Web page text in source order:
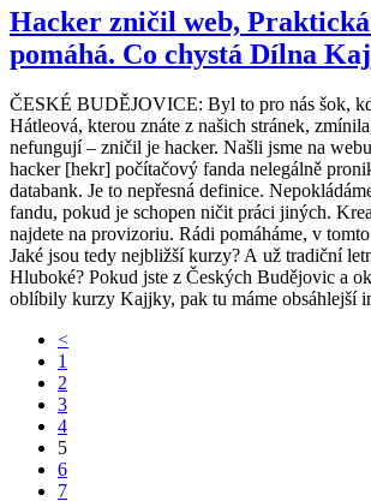
Hacker zničil web, Praktická
pomáhá. Co chystá Dílna
ČESKÉ BUDĚJOVICE: Byl to pro nás šok,
Hátleová, kterou znáte z našich stránek,
nefungují – zničil je hacker. Našli jsme na
hacker [hekr] počítačový fanda nelegálně
databank. Je to nepřesná definice.
fandu, pokud je schopen ničit práci jiných.
najdete na provizoriu. Rádi pomáháme, v
Jaké jsou tedy nejbližší kurzy? A už tradiční
Hluboké? Pokud jste z Českých Budějovic a
oblíbily kurzy Kajjky, pak tu máme obsáhlejší
<
1
2
3
4
5
6
7